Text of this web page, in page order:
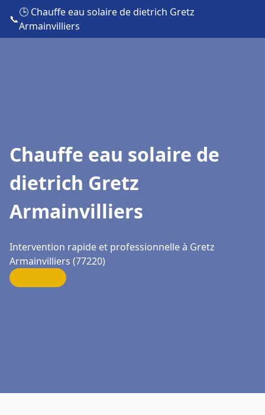
📞
🕒 Chauffe eau solaire de dietrich Gretz
Armainvilliers
Chauffe eau solaire de
dietrich Gretz
Armainvilliers
Intervention rapide et professionnelle à Gretz
Armainvilliers (77220)